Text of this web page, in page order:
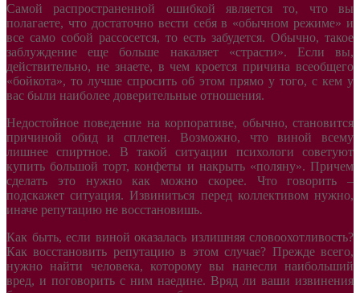
Самой распространенной ошибкой является то, что вы
полагаете, что достаточно вести себя в «обычном режиме» и
все само собой рассосется, то есть забудется. Обычно, такое
заблуждение еще больше накаляет «страсти». Если вы,
действительно, не знаете, в чем кроется причина всеобщего
«бойкота», то лучше спросить об этом прямо у того, с кем у
вас были наиболее доверительные отношения.
Недостойное поведение на корпоративе, обычно, становится
причиной обид и сплетен. Возможно, что виной всему
лишнее спиртное. В такой ситуации психологи советуют
купить большой торт, конфеты и накрыть «поляну». Причем
сделать это нужно как можно скорее. Что говорить –
подскажет ситуация. Извиниться перед коллективом нужно,
иначе репутацию не восстановишь.
Как быть, если виной оказалась излишняя словоохотливость?
Как восстановить репутацию в этом случае? Прежде всего,
нужно найти человека, которому вы нанесли наибольший
вред, и поговорить с ним наедине. Вряд ли ваши извинения